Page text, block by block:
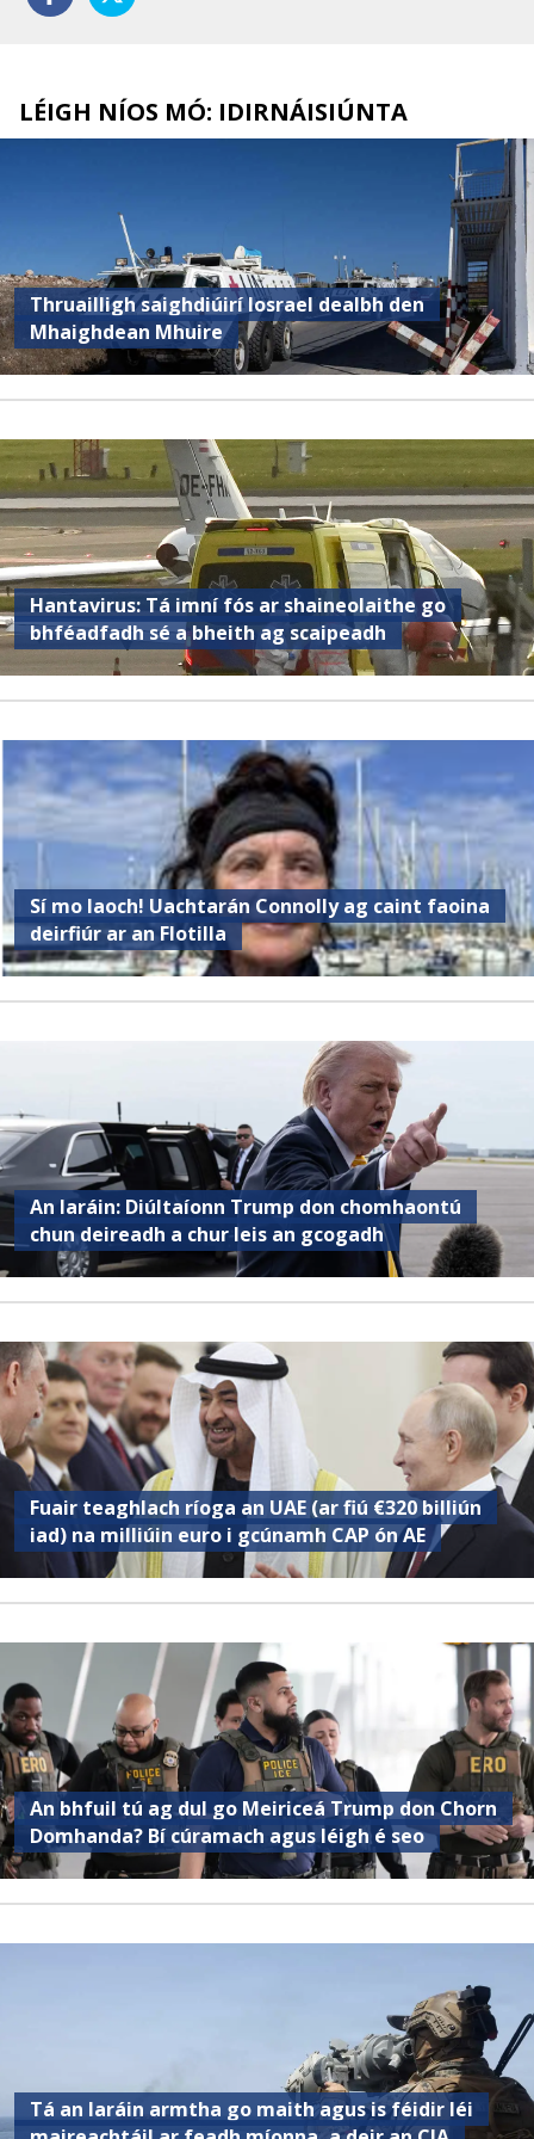
LÉIGH NÍOS MÓ: IDIRNÁISIÚNTA
Thruailligh saighdiúirí Iosrael dealbh den
Mhaighdean Mhuire
Hantavirus: Tá imní fós ar shaineolaithe go
bhféadfadh sé a bheith ag scaipeadh
Sí mo laoch! Uachtarán Connolly ag caint faoina
deirfiúr ar an Flotilla
An Iaráin: Diúltaíonn Trump don chomhaontú
chun deireadh a chur leis an gcogadh
Fuair ​​teaghlach ríoga an UAE (ar fiú €320 billiún
iad) na milliúin euro i gcúnamh CAP ón AE
An bhfuil tú ag dul go Meiriceá Trump don Chorn
Domhanda? Bí cúramach agus léigh é seo
Tá an Iaráin armtha go maith agus is féidir léi